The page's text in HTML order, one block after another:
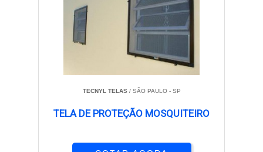
TECNYL TELAS/ SÃO PAULO - SP
TELA DE PROTEÇÃO MOSQUITEIRO